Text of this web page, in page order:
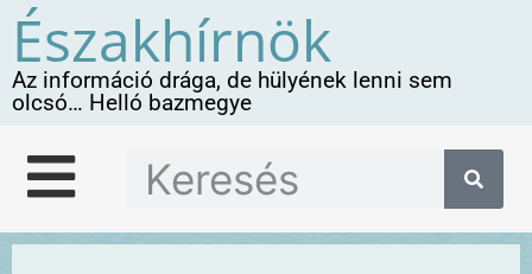
Északhírnök
Az információ drága, de hülyének lenni sem
olcsó… Helló bazmegye